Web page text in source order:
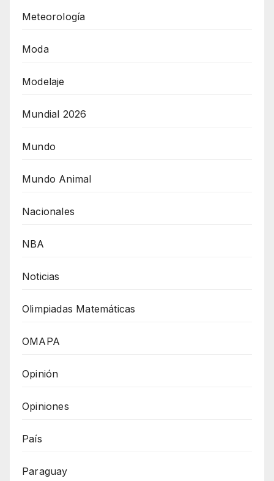
Meteorología
Moda
Modelaje
Mundial 2026
Mundo
Mundo Animal
Nacionales
NBA
Noticias
Olimpiadas Matemáticas
OMAPA
Opinión
Opiniones
País
Paraguay